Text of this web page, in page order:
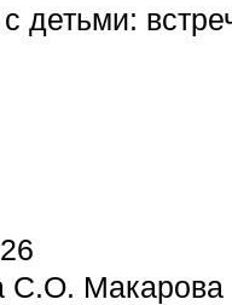
Макарова